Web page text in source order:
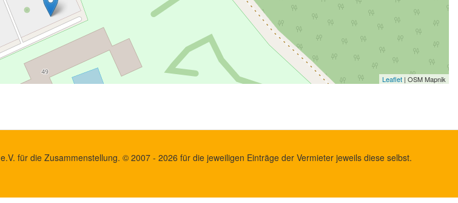
Leaflet | OSM Mapnik
für die Zusammenstellung. © 2007 - 2026 für die jeweiligen Einträge der Vermieter jeweils diese selbst.